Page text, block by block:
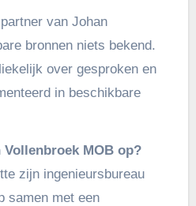
van Johan
bronnen niets bekend.
over gesproken en
in beschikbare
MOB op?
zijn ingenieursbureau
samen met een